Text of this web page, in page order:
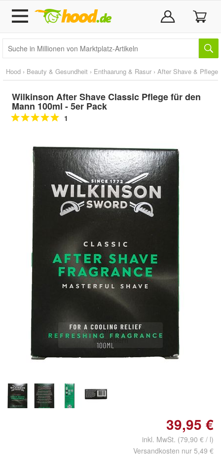
Hood › Beauty & Gesundheit › Enthaarung & Rasur › After Shave & Pflege
Wilkinson After Shave Classic Pflege für den
Mann 100ml - 5er Pack
1
Doppelt antippen zum
vergrößern
39,95 €
inkl. MwSt. (79,90 € / l)
Versandkosten nur 5,49 €